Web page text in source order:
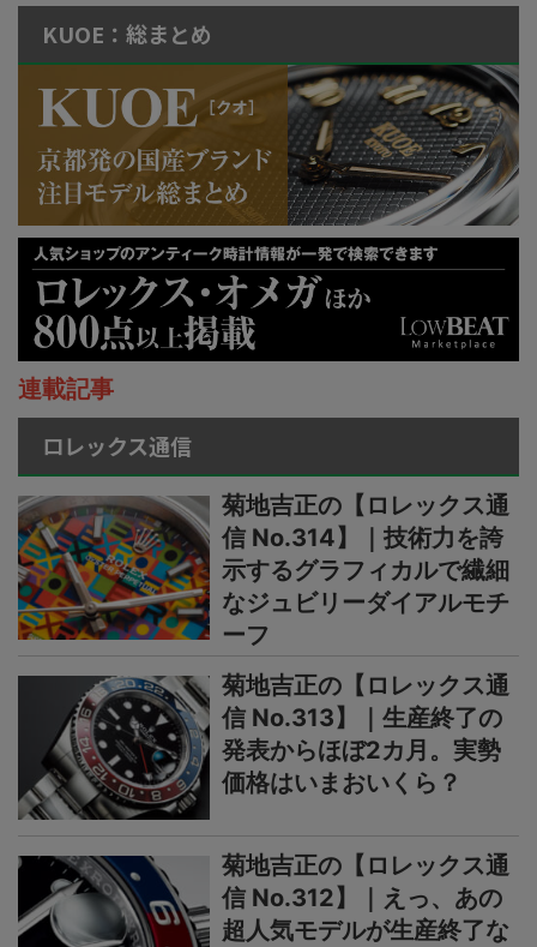
KUOE：総まとめ
連載記事
ロレックス通信
菊地吉正の【ロレックス通
信 No.314】｜技術力を誇
示するグラフィカルで繊細
なジュビリーダイアルモチ
ーフ
菊地吉正の【ロレックス通
信 No.313】｜生産終了の
発表からほぼ2カ月。実勢
価格はいまおいくら？
菊地吉正の【ロレックス通
信 No.312】｜えっ、あの
超人気モデルが生産終了な